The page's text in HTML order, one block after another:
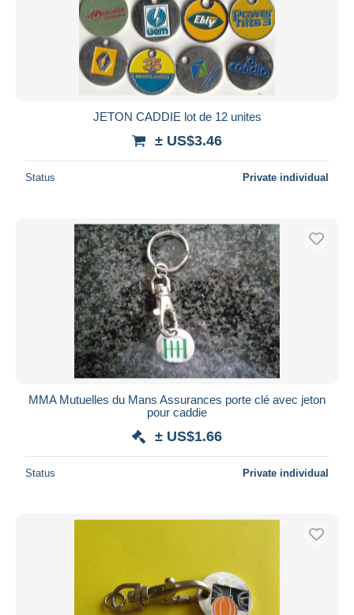
Submit
JETON CADDIE lot de 12 unites
± US$3.46
Status Private individual
MMA Mutuelles du Mans Assurances porte clé avec jeton
pour caddie
± US$1.66
Status Private individual